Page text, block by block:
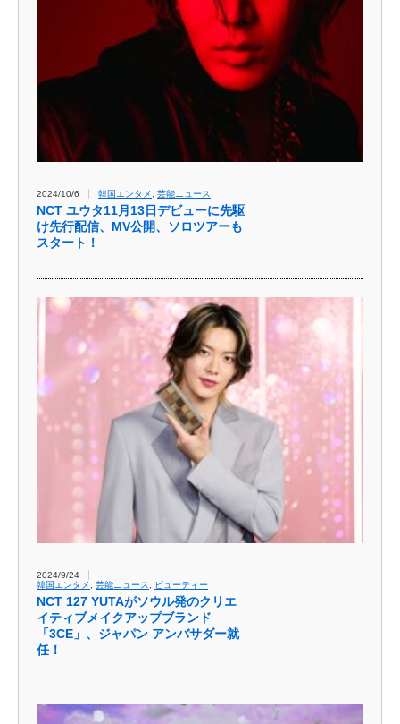
2024/10/6 韓国エンタメ 芸能ニュース
NCT ユウタ11月13日デビューに先駆
け先行配信、MV公開、ソロツアーも
スタート！
2024/9/24
韓国エンタメ
芸能ニュース ビューティー
NCT 127 YUTAがソウル発のクリエ
イティブメイクアップブランド
「3CE」、ジャパン アンバサダー就
任！